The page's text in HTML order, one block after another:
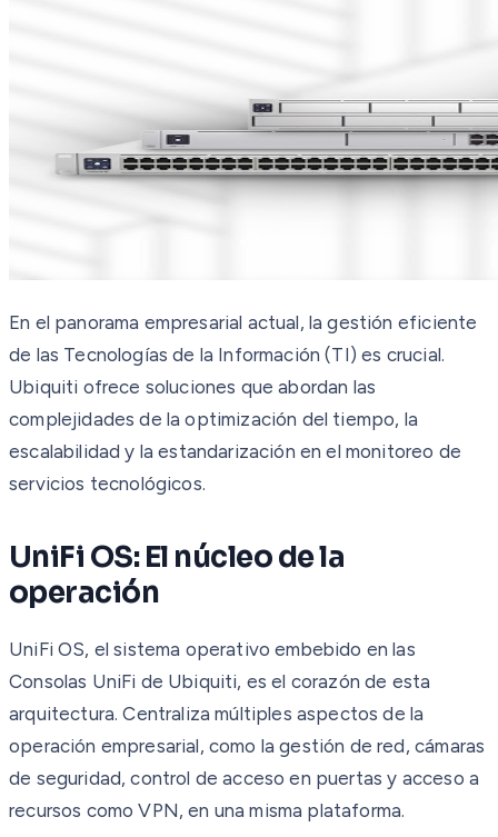
En el panorama empresarial actual, la gestión eficiente
de las Tecnologías de la Información (TI) es crucial.
Ubiquiti ofrece soluciones que abordan las
complejidades de la optimización del tiempo, la
escalabilidad y la estandarización en el monitoreo de
servicios tecnológicos.
UniFi OS: El núcleo de la
operación
UniFi OS, el sistema operativo embebido en las
Consolas UniFi de Ubiquiti, es el corazón de esta
arquitectura. Centraliza múltiples aspectos de la
operación empresarial, como la gestión de red, cámaras
de seguridad, control de acceso en puertas y acceso a
recursos como VPN, en una misma plataforma.